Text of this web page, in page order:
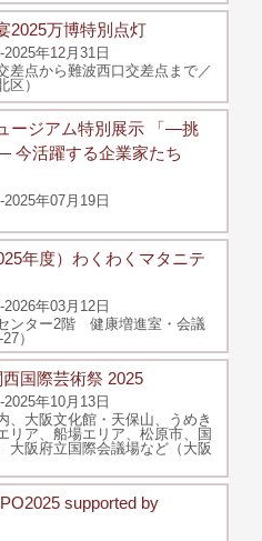
2025万博特別点灯
年12月31日
差点から難波西口交差点まで／
区）
ージアム特別展示 「―挑
今活躍する企業家たち
年07月19日
年度）わくわくマタニテ
年03月12日
ンター2階 健康増進室・会議
）
国際芸術祭 2025
年10月13日
、大阪文化館・天保山、うめき
リア、船場エリア、松原市、国
大阪府立国際会議場など（大阪
supported by